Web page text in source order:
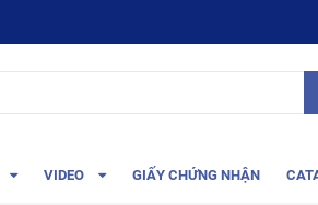
VIDEO GIẤY CHỨNG NHẬN